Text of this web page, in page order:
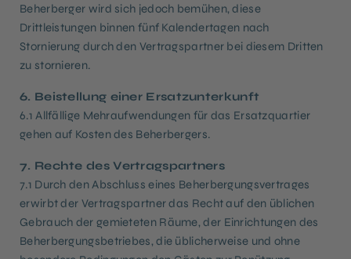
Beherberger wird sich jedoch bemühen, diese
Drittleistungen binnen fünf Kalendertagen nach
Stornierung durch den Vertragspartner bei diesem Dritten
zu stornieren.
6. Beistellung einer Ersatzunterkunft
6.1 Allfällige Mehraufwendungen für das Ersatzquartier
gehen auf Kosten des Beherbergers.
7. Rechte des Vertragspartners
7.1 Durch den Abschluss eines Beherbergungsvertrages
erwirbt der Vertragspartner das Recht auf den üblichen
Gebrauch der gemieteten Räume, der Einrichtungen des
Beherbergungsbetriebes, die üblicherweise und ohne